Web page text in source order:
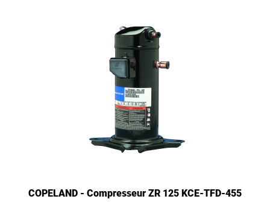
COPELAND - Compresseur ZR 125 KCE-TFD-455